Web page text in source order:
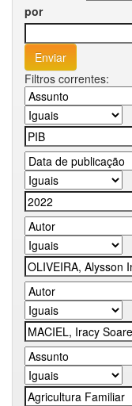
por
Filtros correntes: